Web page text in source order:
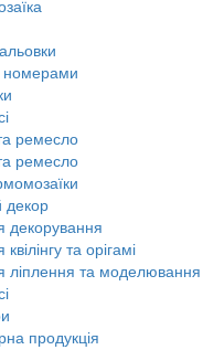
номерами
ремесло
ремесло
декор
декорування
та орігамі
ліплення та моделювання
продукція